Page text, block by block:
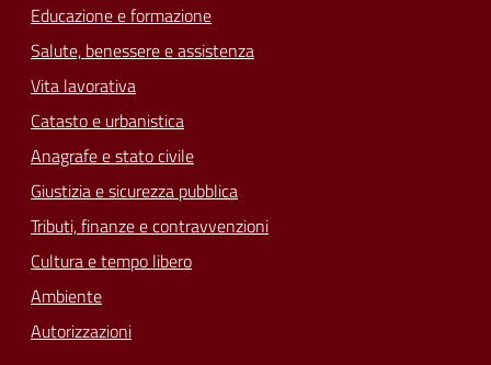
Educazione e formazione
Salute, benessere e assistenza
Vita lavorativa
Catasto e urbanistica
Anagrafe e stato civile
Giustizia e sicurezza pubblica
Tributi, finanze e contravvenzioni
Cultura e tempo libero
Ambiente
Autorizzazioni